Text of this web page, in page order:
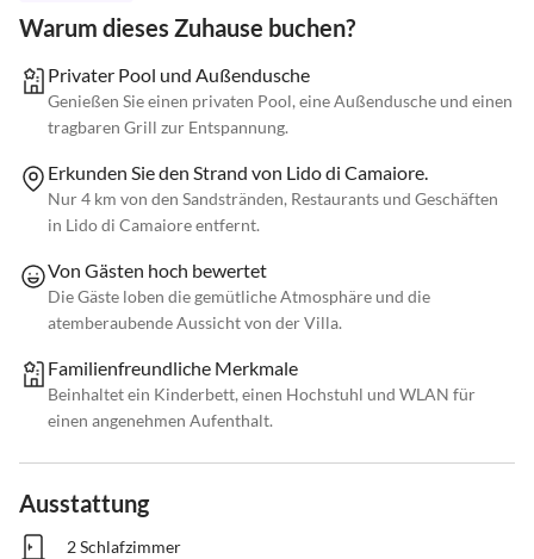
Warum dieses Zuhause buchen?
Privater Pool und Außendusche
Genießen Sie einen privaten Pool, eine Außendusche und einen
tragbaren Grill zur Entspannung.
Erkunden Sie den Strand von Lido di Camaiore.
Nur 4 km von den Sandstränden, Restaurants und Geschäften
in Lido di Camaiore entfernt.
Von Gästen hoch bewertet
Die Gäste loben die gemütliche Atmosphäre und die
atemberaubende Aussicht von der Villa.
Familienfreundliche Merkmale
Beinhaltet ein Kinderbett, einen Hochstuhl und WLAN für
einen angenehmen Aufenthalt.
Ausstattung
2 Schlafzimmer